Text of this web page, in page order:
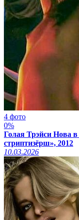
4 фото
0%
Голая Трэйси Нова
стриптизёрш», 2012
10.03.2026